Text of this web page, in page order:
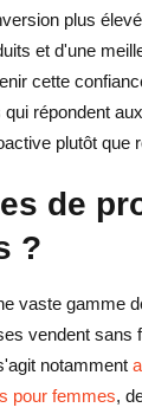
des
des retours
plus
et d'une
cette
répondent
plutôt que
de
?
vaste gamme
vendent sans
notamment
pour femmes,